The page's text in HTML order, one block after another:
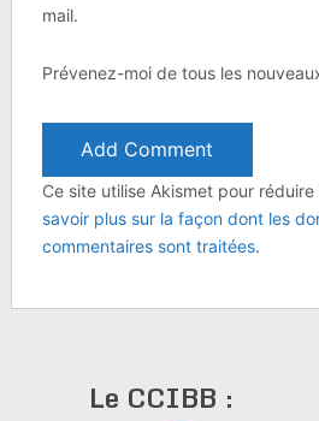
mail.
Prévenez-moi de tous les
Ce site utilise Akismet pour
savoir plus sur la façon dont les
commentaires sont traitées.
Le CCIBB :